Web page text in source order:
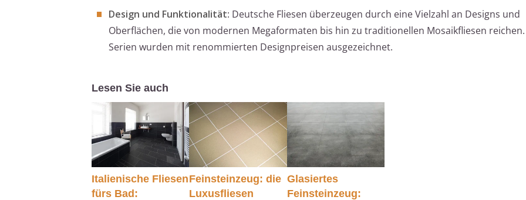
Design und Funktionalität: Deutsche Fliesen überzeugen durch eine Vielzahl an Designs und
Oberflächen, die von modernen Megaformaten bis hin zu traditionellen Mosaikfliesen
Serien wurden mit renommierten Designpreisen ausgezeichnet.
Lesen Sie auch
Italienische Fliesen
fürs Bad:
Feinsteinzeug: die
Luxusfliesen
Glasiertes
Feinsteinzeug: